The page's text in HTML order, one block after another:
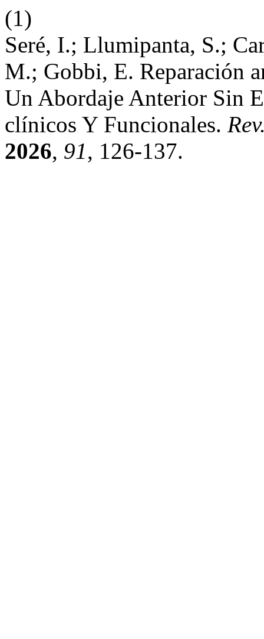
(1)
Seré, I.; Llumipanta, S.;
M.; Gobbi, E. Reparación
Un Abordaje Anterior Sin
clínicos Y Funcionales.
2026, 91, 126-137.